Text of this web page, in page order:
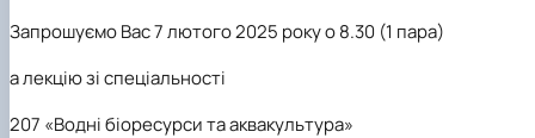
Запрошуємо Вас 7 лютого 2025 року о 8.30 (1 пара)
а лекцію зі спеціальності
207 «Водні біоресурси та аквакультура»